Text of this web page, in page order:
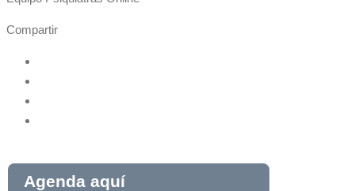
Compartir
Agenda aquí